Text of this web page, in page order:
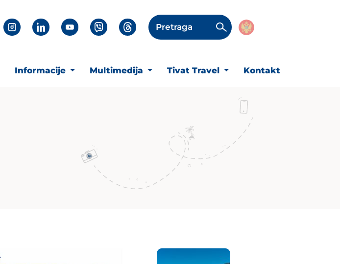
Pretraga
Informacije Multimedija Tivat Travel Kontakt